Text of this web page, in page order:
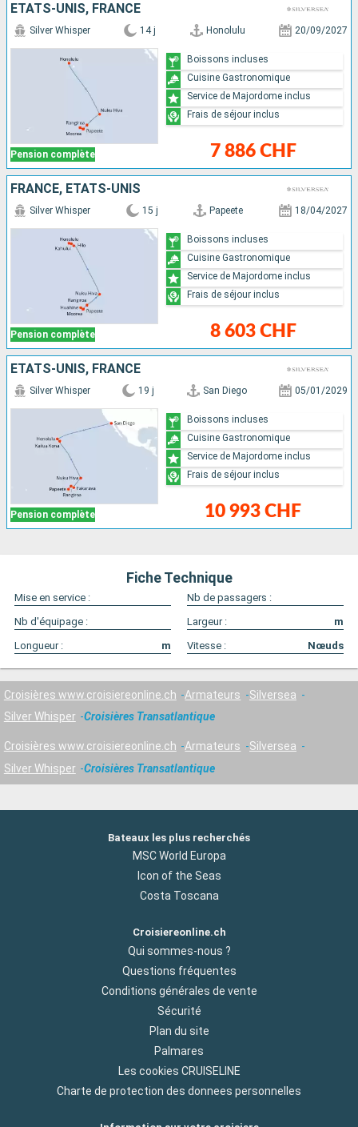
ÉTATS-UNIS, FRANCE
Pension complète
Silver Whisper 14 j Honolulu 20/09/2027
7 886 CHF
Boissons incluses
Cuisine Gastronomique
Service de Majordome inclus
Frais de séjour inclus
FRANCE, ÉTATS-UNIS
Pension complète
Silver Whisper 15 j Papeete 18/04/2027
8 603 CHF
Boissons incluses
Cuisine Gastronomique
Service de Majordome inclus
Frais de séjour inclus
ÉTATS-UNIS, FRANCE
Pension complète
Silver Whisper 19 j San Diego 05/01/2029
10 993 CHF
Boissons incluses
Cuisine Gastronomique
Service de Majordome inclus
Frais de séjour inclus
Fiche Technique
Mise en service :
Nb de passagers :
Nb d'équipage :
Largeur :
m
Longueur :
m Vitesse : Nœuds
Croisières www.croisiereonline.ch Armateurs
Silversea
Silver Whisper
Croisières Transatlantique
Croisières www.croisiereonline.ch Armateurs
Silversea
Silver Whisper
Croisières Transatlantique
Bateaux les plus recherchés
MSC World Europa
Icon of the Seas
Costa Toscana
Croisiereonline.ch
Qui sommes-nous ?
Questions fréquentes
Conditions générales de vente
Sécurité
Plan du site
Palmares
Les cookies CRUISELINE
Charte de protection des donnees personnelles